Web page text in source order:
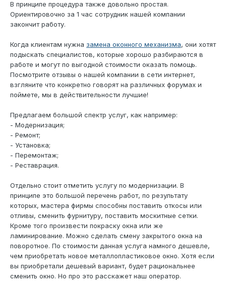
В принципе процедура также довольно простая.
Ориентировочно за 1 час сотрудник нашей компании
закончит работу.
Когда клиентам нужна замена оконного механизма, они хотят
подыскать специалистов, которые хорошо разбираются в
работе и могут по выгодной стоимости оказать помощь.
Посмотрите отзывы о нашей компании в сети интернет,
взгляните что конкретно говорят на различных форумах и
поймете, мы в действительности лучшие!
Предлагаем большой спектр услуг, как например:
- Модернизация;
- Ремонт;
- Установка;
- Перемонтаж;
- Реставрация.
Отдельно стоит отметить услугу по модернизации. В
принципе это большой перечень работ, по результату
которых, мастера фирмы способны поставить откосы или
отливы, сменить фурнитуру, поставить москитные сетки.
Кроме того произвести покраску окна или же
ламинирование. Можно сделать смену закрытого окна на
поворотное. По стоимости данная услуга намного дешевле,
чем приобретать новое металлопластиковое окно. Хотя если
вы приобретали дешевый вариант, будет рациональнее
сменить окно. Но про это расскажет наш оператор.